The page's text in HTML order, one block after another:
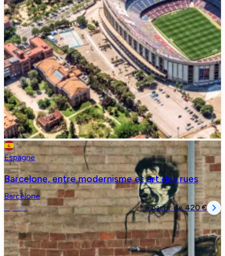
Espagne
Barcelone, entre modernisme et art des rues
Barcelone
4 jours à partir de420 €